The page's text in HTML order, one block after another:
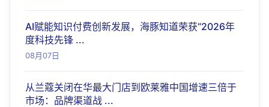
AI赋能知识付费创新发展，海豚知道荣获“2026年
度科技先锋 ...
08月07日
从兰蔻关闭在华最大门店到欧莱雅中国增速三倍于
市场：品牌渠道战 ...